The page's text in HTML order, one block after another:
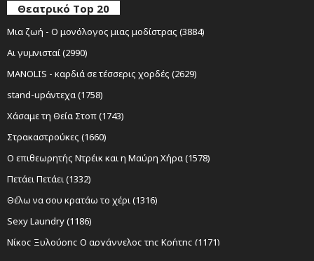
Θεατρικό Top 20
Μια ζωή - Ο μονόλογος μιας μοδίστρας (3884)
Αι γυμνισταί (2990)
MANOLIS - καρδιά σε τέσσερις χορδές (2629)
stand-upάντεχα (1758)
Χάσαμε τη Θεία Στοπ (1743)
Στρακαστρούκες (1660)
Ο επιθεωρητής Ντρέικ και η Μαύρη Χήρα (1578)
Πετάει Πετάει (1332)
Θέλω να σου κρατάω το χέρι (1316)
Sexy Laundry (1186)
Νίκος Ξυλούρης Ο αρχάγγελος της Κρήτης (1171)